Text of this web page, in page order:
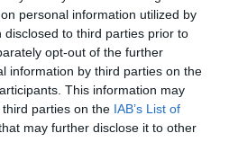
personal information utilized by
to third parties prior to
opt-out of the further
information by third parties on the
This information may
parties on the IAB’s List of
may further disclose it to other
de vârstnici au
19, Italia reduce